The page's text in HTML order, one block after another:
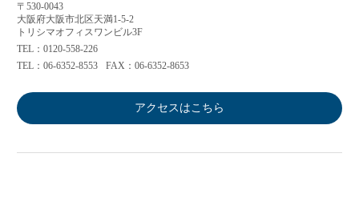
〒530-0043
大阪府大阪市北区天満1-5-2
トリシマオフィスワンビル3F
TEL：0120-558-226
TEL：06-6352-8553
FAX：06-6352-8653
アクセスはこちら